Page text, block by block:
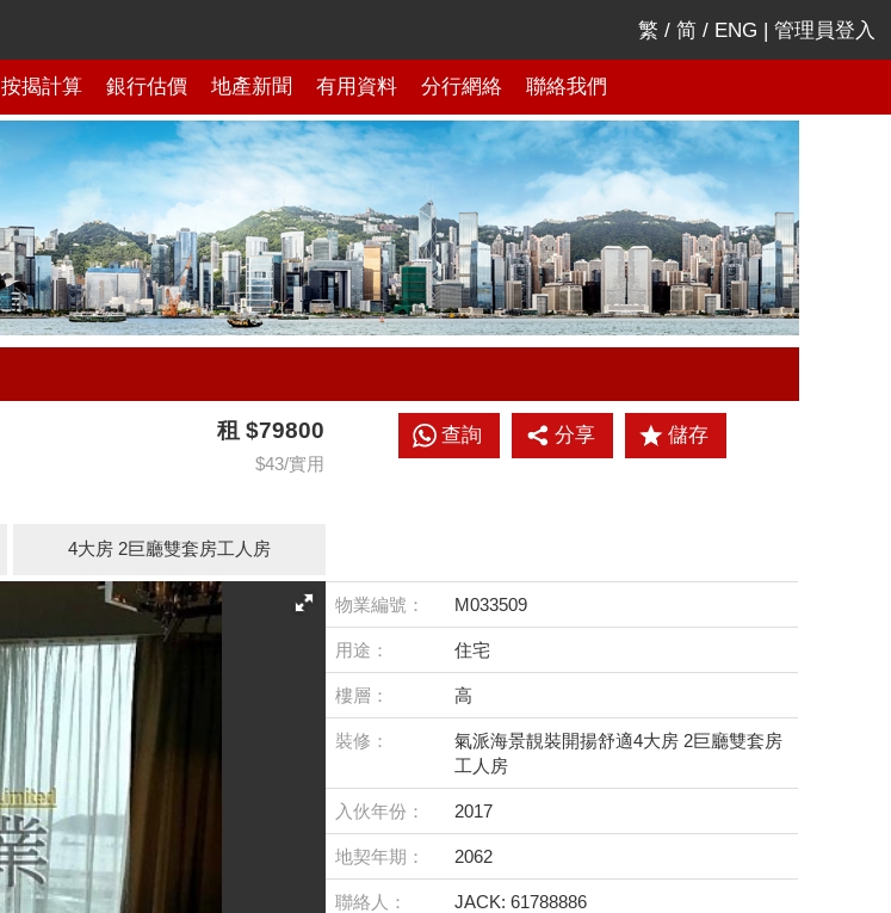
繁 / 简 / ENG | 管理員登入
按揭計算 銀行估價 地產新聞 有用資料 分行網絡 聯絡我們
租 $79800
$43/實用
4大房 2巨廳雙套房工人房
查詢 分享 儲存
物業編號： M033509
用途： 住宅
樓層： 高
裝修：
氣派海景靚裝開揚舒適4大房 2巨廳雙套房
工人房
入伙年份： 2017
地契年期： 2062
聯絡人：
JACK: 61788886